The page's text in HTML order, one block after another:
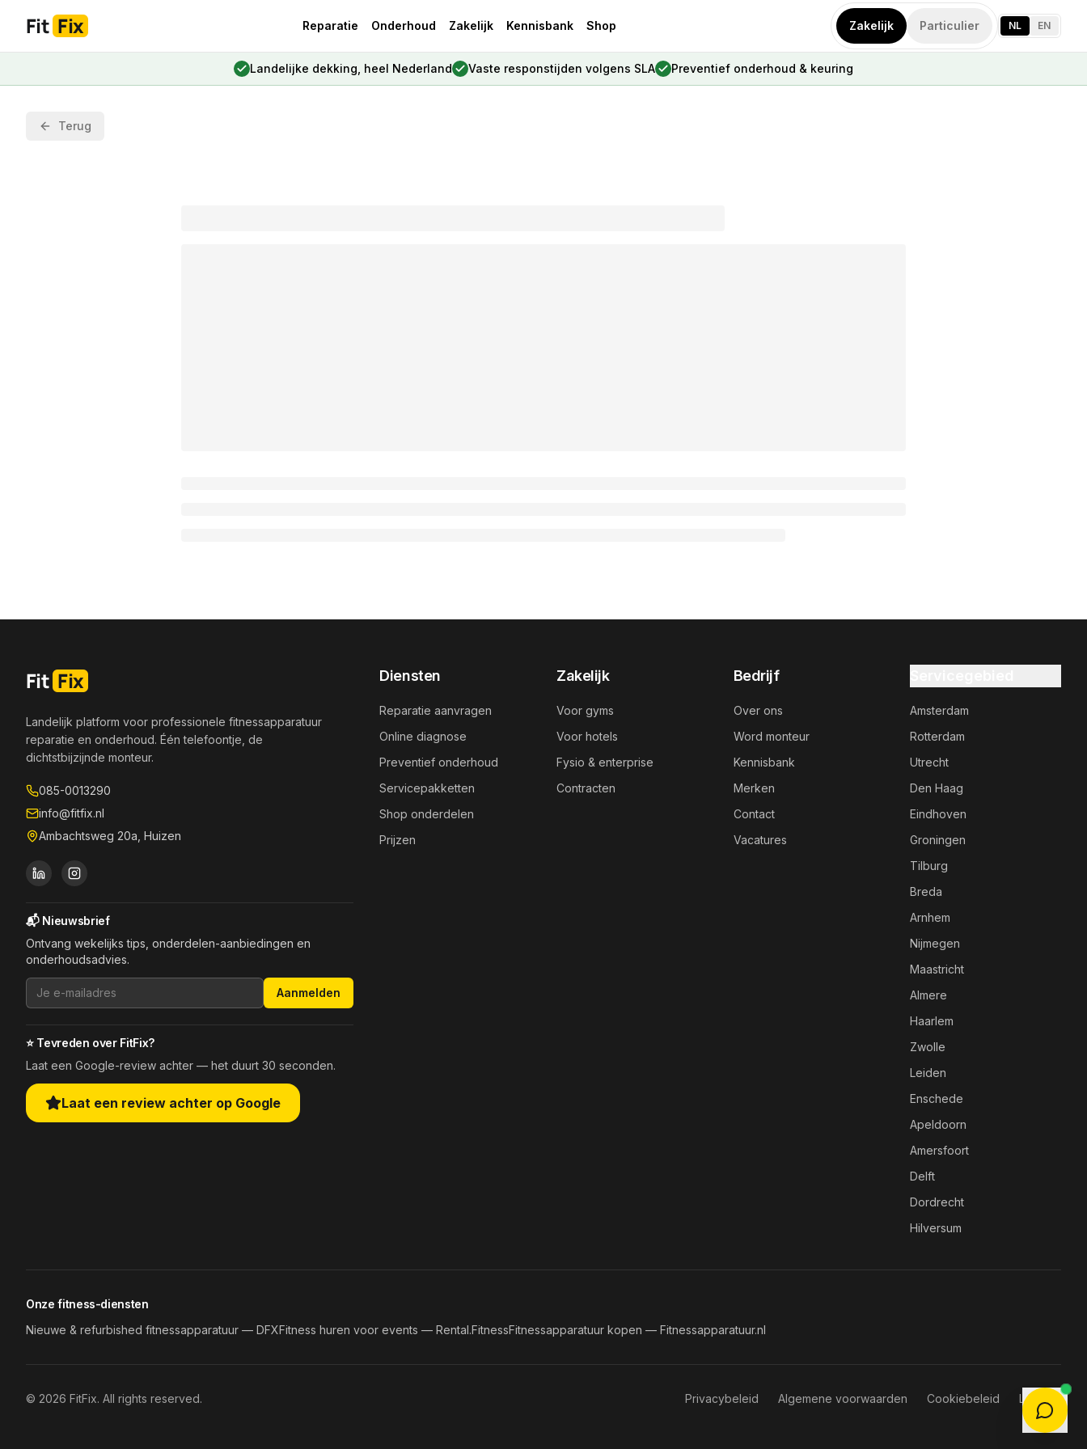
Fit Fix Reparatie Onderhoud Zakelijk Kennisbank Shop Zakelijk Particulier NL EN
Landelijke dekking, heel Nederland Vaste responstijden volgens SLA Preventief onderhoud & keuring
Terug
Fit Fix
Landelijk platform voor professionele fitnessapparatuur
reparatie en onderhoud. Één telefoontje, de
dichtstbijzijnde monteur.
085-0013290
info@fitfix.nl
Ambachtsweg 20a, Huizen
📬 Nieuwsbrief
Ontvang wekelijks tips, onderdelen-aanbiedingen en
onderhoudsadvies.
Aanmelden
⭐ Tevreden over FitFix?
Laat een Google-review achter — het duurt 30 seconden.
Laat een review achter op Google
Diensten
Reparatie aanvragen
Online diagnose
Preventief onderhoud
Servicepakketten
Shop onderdelen
Prijzen
Zakelijk
Voor gyms
Voor hotels
Fysio & enterprise
Contracten
Bedrijf
Over ons
Word monteur
Kennisbank
Merken
Contact
Vacatures
Amsterdam
Rotterdam
Utrecht
Den Haag
Eindhoven
Groningen
Tilburg
Breda
Arnhem
Nijmegen
Maastricht
Almere
Haarlem
Zwolle
Leiden
Enschede
Apeldoorn
Amersfoort
Delft
Dordrecht
Hilversum
Onze fitness-diensten
Nieuwe & refurbished fitnessapparatuur — DFXFitness huren voor events — Rental.FitnessFitnessapparatuur kopen — Fitnessapparatuur.nl
© 2026 FitFix. All rights reserved. Privacybeleid Algemene voorwaarden Cookiebeleid LLMs.txt